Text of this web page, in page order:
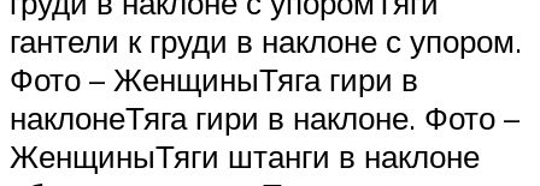
гантели к груди в наклоне с упором.
Фото – ЖенщиныТяга гири в
наклонеТяга гири в наклоне. Фото –
ЖенщиныТяги штанги в наклоне